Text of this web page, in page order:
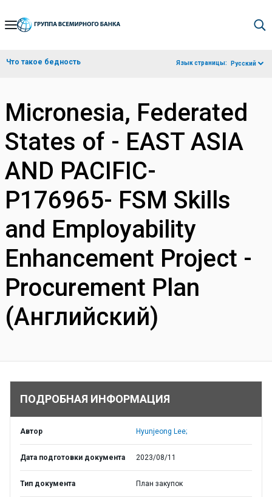
Skip
Navigation
Что такое бедность Язык страницы: Русский
Micronesia, Federated
States of - EAST ASIA
AND PACIFIC-
P176965- FSM Skills
and Employability
Enhancement Project -
Procurement Plan
(Английский)
ПОДРОБНАЯ ИНФОРМАЦИЯ
Автор Hyunjeong Lee;
Дата подготовки документа 2023/08/11
Тип документа План закупок